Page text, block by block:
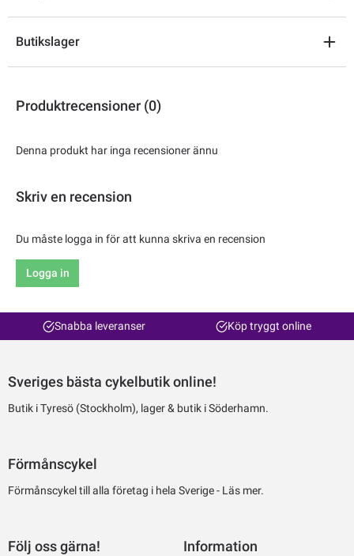
Butikslager
Produktrecensioner (0)
Denna produkt har inga recensioner ännu
Skriv en recension
Du måste logga in för att kunna skriva en recension
Logga in
Snabba leveranser Köp tryggt online
Sveriges bästa cykelbutik online!
Butik i Tyresö (Stockholm), lager & butik i Söderhamn.
Förmånscykel
Förmånscykel till alla företag i hela Sverige - Läs mer.
Följ oss gärna! Information